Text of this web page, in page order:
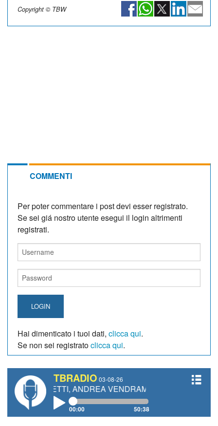
Copyright © TBW
COMMENTI
Per poter commentare i post devi esser registrato.
Se sei giá nostro utente esegui il login altrimenti
registrati.
LOGIN
Hai dimenticato i tuoi dati, clicca qui.
Se non sei registratoclicca qui.
TBRADIO 03-08-26
ANDREA VENDRAME, FILIPPO FIORELLI
00:00 50:38